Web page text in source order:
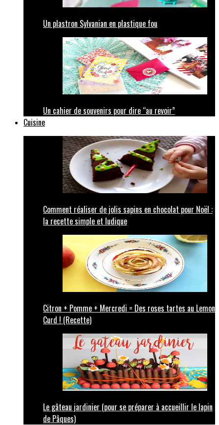
Un plastron Sylvanian en plastique fou
Un cahier de souvenirs pour dire “au revoir”
Cuisine
Comment réaliser de jolis sapins en chocolat pour Noël :
la recette simple et ludique
Citron + Pomme + Mercredi = Des roses tartes au Lemon
Curd ! (Recette)
Le gâteau jardinier (pour se préparer à accueillir le lapin
de Pâques)